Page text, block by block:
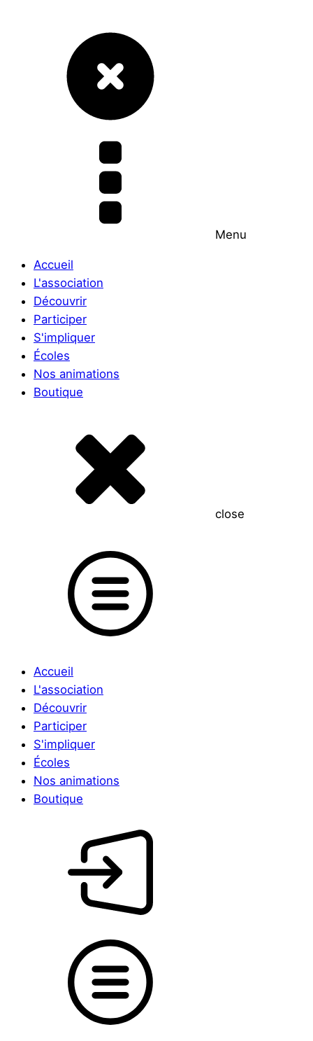
Menu
Accueil
L'association
Découvrir
Participer
S'impliquer
Écoles
Nos animations
Boutique
close
Accueil
L'association
Découvrir
Participer
S'impliquer
Écoles
Nos animations
Boutique